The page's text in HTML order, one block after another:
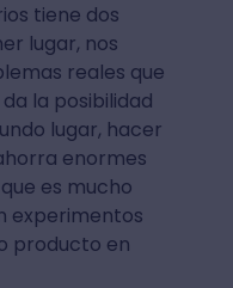
tiene dos
lugar, nos
reales que
la posibilidad
lugar, hacer
enormes
es mucho
experimentos
producto en